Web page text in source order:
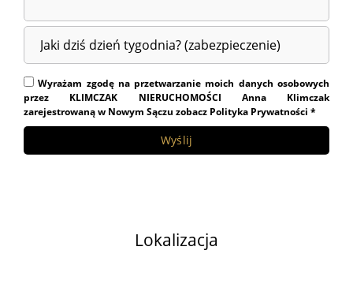
Wyrażam zgodę na przetwarzanie moich danych osobowych
przez KLIMCZAK NIERUCHOMOŚCI Anna Klimczak
zarejestrowaną w Nowym Sączu zobacz Polityka Prywatności *
Lokalizacja